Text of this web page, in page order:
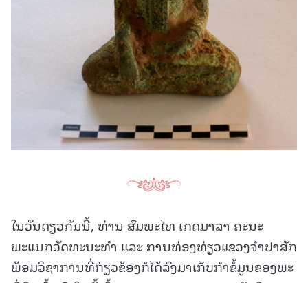
ໃນວັນດຽວກັນນີ້, ທ່ານ ສົມພະໄທ ເກດມາລາ ຄະນະ
ພະແນກວັດທະນະທຳ ແລະ ການທ່ອງທ່ຽວແຂວງຈຳປາສັກ
ພ້ອມວິຊາການທີ່ກ່ຽວຂ້ອງກໍໄດ້ລົງມາເກັບກຳຂໍ້ມູນຂອງພະ